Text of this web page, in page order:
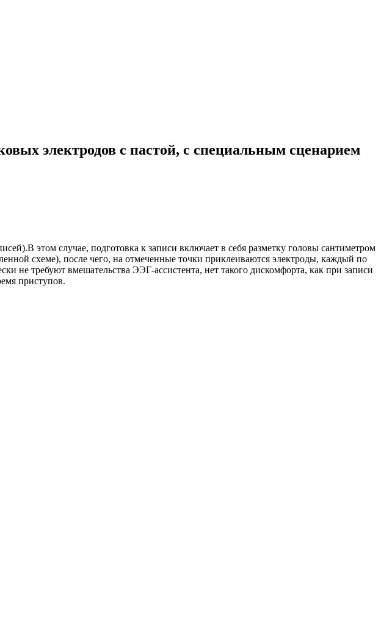
электродов с пастой, с специальным сценарием
этом случае, подготовка к записи включает в себя разметку головы сантиметром
схеме), после чего, на отмеченные точки приклеиваются электроды, каждый по
не требуют вмешательства ЭЭГ-ассистента, нет такого дискомфорта, как при записи
приступов.